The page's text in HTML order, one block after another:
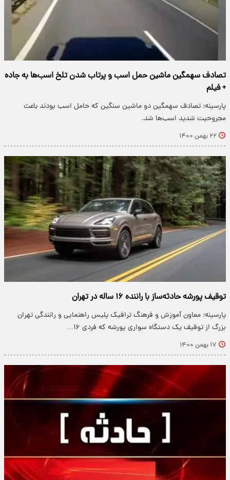
تصادف سهمگین ماشین حمل اسب و پرتاب شدن تلخ اسب‌ها به جاده
+ فیلم
پارسینه: تصادف سهمگین دو ماشین سنگین که حامل اسب بودند باعث
مجروحیت شدید اسب‌ها شد.
۲۲ بهمن ۱۴۰۰
توقیف پورشه حادثه‌ساز با راننده ۱۶ ساله در تهران
پارسینه: معاون آموزش و فرهنگ ترافیک پلیس راهنمایی و رانندگی تهران
بزرگ از توقیف یک دستگاه سواری پورشه که فردی ۱۶…
۱۷ بهمن ۱۴۰۰